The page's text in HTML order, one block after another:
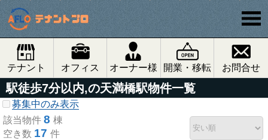
テナント オフィス オーナー様 開業・移転 お問合せ
駅徒歩7分以内,の天満橋駅物件一覧
募集中のみ表示
該当物件 8 棟
空き数 17 件